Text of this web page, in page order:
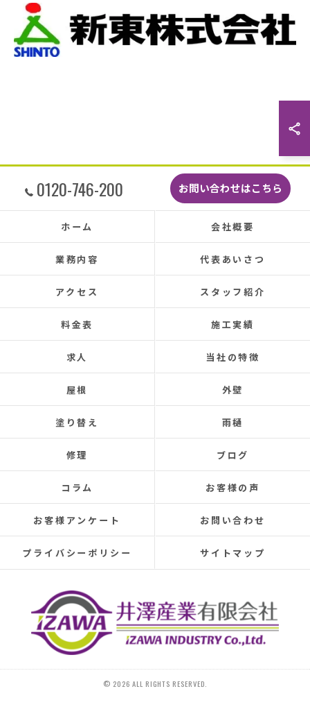
作業です。
当初夕方４時頃終了予定が、家にあった予備の
瓦まで使って瓦を差し替えてもらったので薄暗
くなるまで頑張っていただき頭の下がる思いで
しっかり直していただいたのでその後雨漏りも
もちろんなく、先日はかなりのドシャ降りでし
たがポツポツ音も一切ありませんでした。
本当に井澤さんにお願いしてよかったです、ま
た皆さまとても感じの良い方ばかりで安心して
お任せできました。
あと口コミを書いてくださった皆さまのおかげ
で井澤産業さんを知ることができました。
この場をお借りして感謝いたします。
この度は本当にありがとうございました。
今後ともよろしくお願いします！ (Translated by
Google) My 50-year-old house has been plagued by roof
leaks for about 20 years.
Three times so far, the ceiling has leaked, and although
the leaks were repaired each time, the problem was
never completely fixed.
Even after repairs, the dripping sound would reappear
elsewhere, making rainy days incredibly depressing.
This time, I was determined to have the cause identified
and repaired, so I searched online reviews daily and
finally found Izawa Sangyo.
From the initial estimate, it was completely different
They conducted a thorough leak investigation
and inspecting the attic from the second-floor closet,
and were able to pinpoint the leak location.
They discovered that the roof tiles were significantly
deteriorated, with cracks in several places and even a
hole in one spot.
since I plan to move in the next 10-15 years, I requested
0120-746-200 お問い合わせはこちら
ホーム 会社概要
業務内容 代表あいさつ
アクセス スタッフ紹介
料金表 施工実績
求人 当社の特徴
屋根 外壁
塗り替え 雨樋
修理 ブログ
コラム お客様の声
お客様アンケート お問い合わせ
プライバシーポリシー サイトマップ
© 2026 ALL RIGHTS RESERVED.